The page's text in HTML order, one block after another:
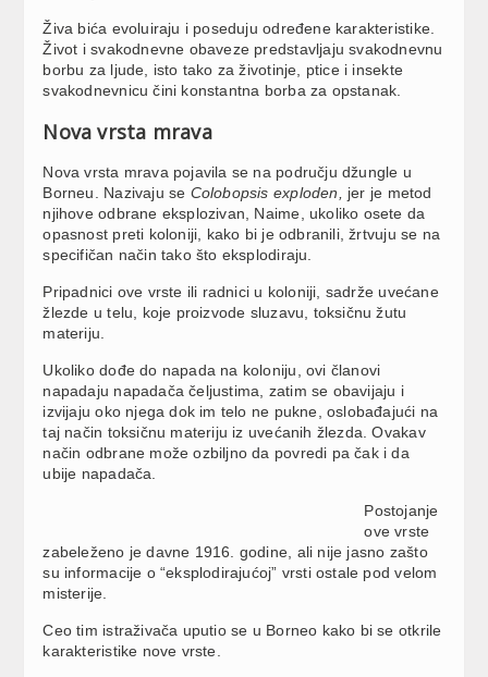
Živa bića evoluiraju i poseduju određene karakteristike.
Život i svakodnevne obaveze predstavljaju svakodnevnu
borbu za ljude, isto tako za životinje, ptice i insekte
svakodnevnicu čini konstantna borba za opstanak.
Nova vrsta mrava
Nova vrsta mrava pojavila se na području džungle u
Borneu. Nazivaju se Colobopsis exploden, jer je metod
njihove odbrane eksplozivan, Naime, ukoliko osete da
opasnost preti koloniji, kako bi je odbranili, žrtvuju se na
specifičan način tako što eksplodiraju.
Pripadnici ove vrste ili radnici u koloniji, sadrže uvećane
žlezde u telu, koje proizvode sluzavu, toksičnu žutu
materiju.
Ukoliko dođe do napada na koloniju, ovi članovi
napadaju napadača čeljustima, zatim se obavijaju i
izvijaju oko njega dok im telo ne pukne, oslobađajući na
taj način toksičnu materiju iz uvećanih žlezda. Ovakav
način odbrane može ozbiljno da povredi pa čak i da
ubije napadača.
Postojanje
ove vrste
zabeleženo je davne 1916. godine, ali nije jasno zašto
su informacije o “eksplodirajućoj” vrsti ostale pod velom
misterije.
Ceo tim istraživača uputio se u Borneo kako bi se otkrile
karakteristike nove vrste.